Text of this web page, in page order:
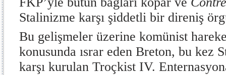
Stalinizme karşı şiddetli bir direniş
Bu gelişmeler üzerine komünist
konusunda ısrar eden Breton, bu kez
karşı kurulan Troçkist IV.